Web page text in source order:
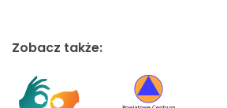
Zobacz także: